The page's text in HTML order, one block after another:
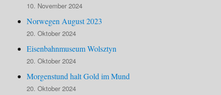
10. November 2024
Norwegen August 2023
20. Oktober 2024
Eisenbahnmuseum Wolsztyn
20. Oktober 2024
Morgenstund halt Gold im Mund
20. Oktober 2024